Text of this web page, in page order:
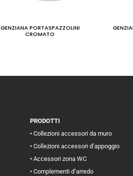
GENZIANA PORTASPAZZOLINI
CROMATO
PRODOTTI
• Collezioni accessori da muro
• Collezioni accessori d’appoggio
• Accessori zona WC
• Complementi d’arredo